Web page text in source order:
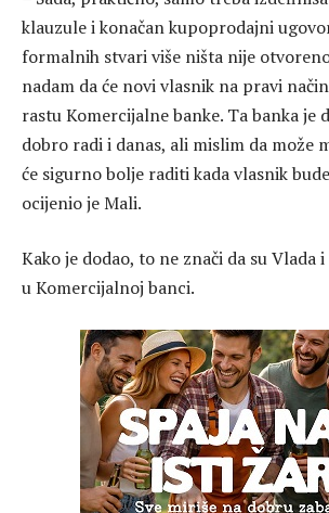
klauzule i konačan kupoprodajni
formalnih stvari više ništa nije
nadam da će novi vlasnik na pravi
rastu Komercijalne banke. Ta banka je
dobro radi i danas, ali mislim da može
će sigurno bolje raditi kada vlasnik
ocijenio je Mali.
Kako je dodao, to ne znači da su Vlada
u Komercijalnoj banci.